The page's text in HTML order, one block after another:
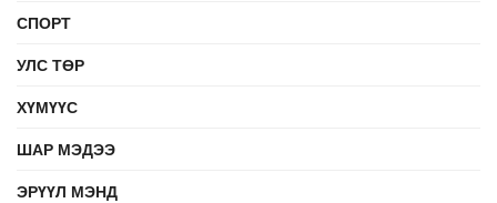
СПОРТ
УЛС ТӨР
ХҮМҮҮС
ШАР МЭДЭЭ
ЭРҮҮЛ МЭНД